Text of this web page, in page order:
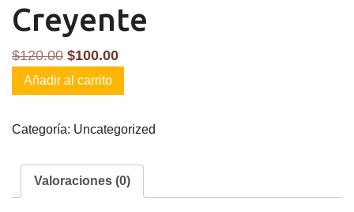
Creyente
$120.00 El
precio
original
$120.00.
$100.00El
actual
$100.00.
Autoridad
del
cantidad
Añadir al carrito
Categoría: Uncategorized
Valoraciones (0)